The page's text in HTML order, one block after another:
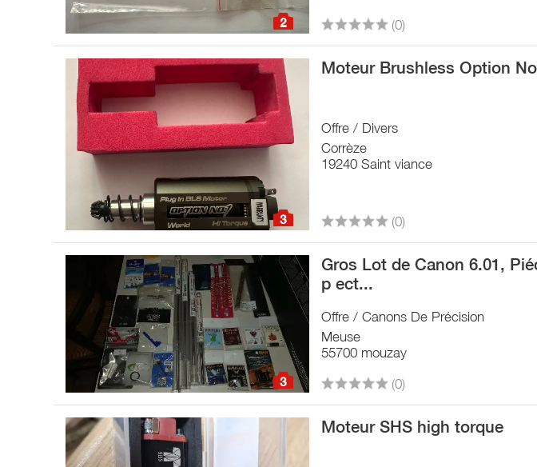
2 (0)
3
Moteur Brushless Option
Offre / Divers
Corrèze
19240 Saint viance
(0)
3
Gros Lot de Canon 6.01,
p ect...
Offre / Canons De Précision
Meuse
55700 mouzay
(0)
Moteur SHS high torque